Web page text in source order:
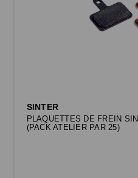
SINTER
PLAQUETTES DE FREIN
(PACK ATELIER PAR 25)